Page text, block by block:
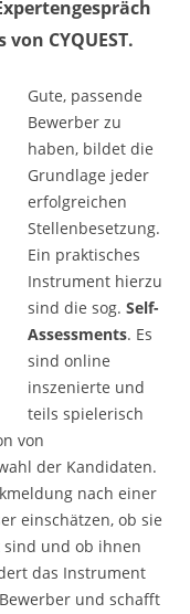
CYQUEST.
Gute, passende
Bewerber zu
haben, bildet die
Grundlage jeder
erfolgreichen
Stellenbesetzung.
Ein praktisches
Instrument hierzu
sind die sog. Self-
Assessments. Es
sind online
inszenierte und
teils spielerisch
von
der Kandidaten.
nach einer
einschätzen, ob sie
sind und ob ihnen
das Instrument
und schafft